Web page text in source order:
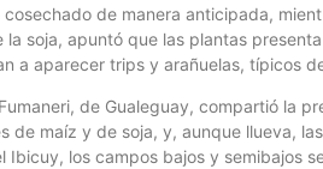
de manera anticipada,
la soja, apuntó que las plantas
a aparecer trips y arañuelas, típicos
de Gualeguay, compartió la
de maíz y de soja, y, aunque llueva,
Ibicuy, los campos bajos y semibajos